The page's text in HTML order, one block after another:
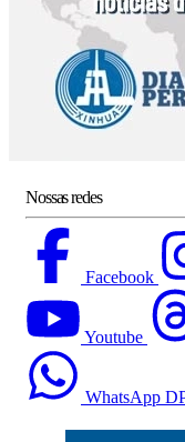
Nossas redes
Facebook
Youtube
WhatsApp